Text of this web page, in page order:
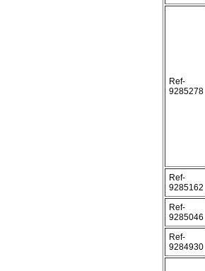
Ref-
9285278
Ref-
9285162
Ref-
9285046
Ref-
9284930